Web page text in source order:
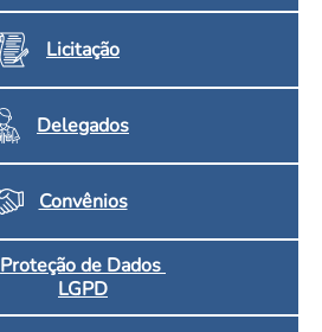
Licitação
Delegados
Convênios
Proteção de Dados
LGPD